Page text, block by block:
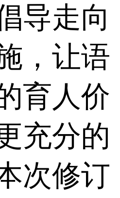
导走向
，让语
育人价
充分的
次修订